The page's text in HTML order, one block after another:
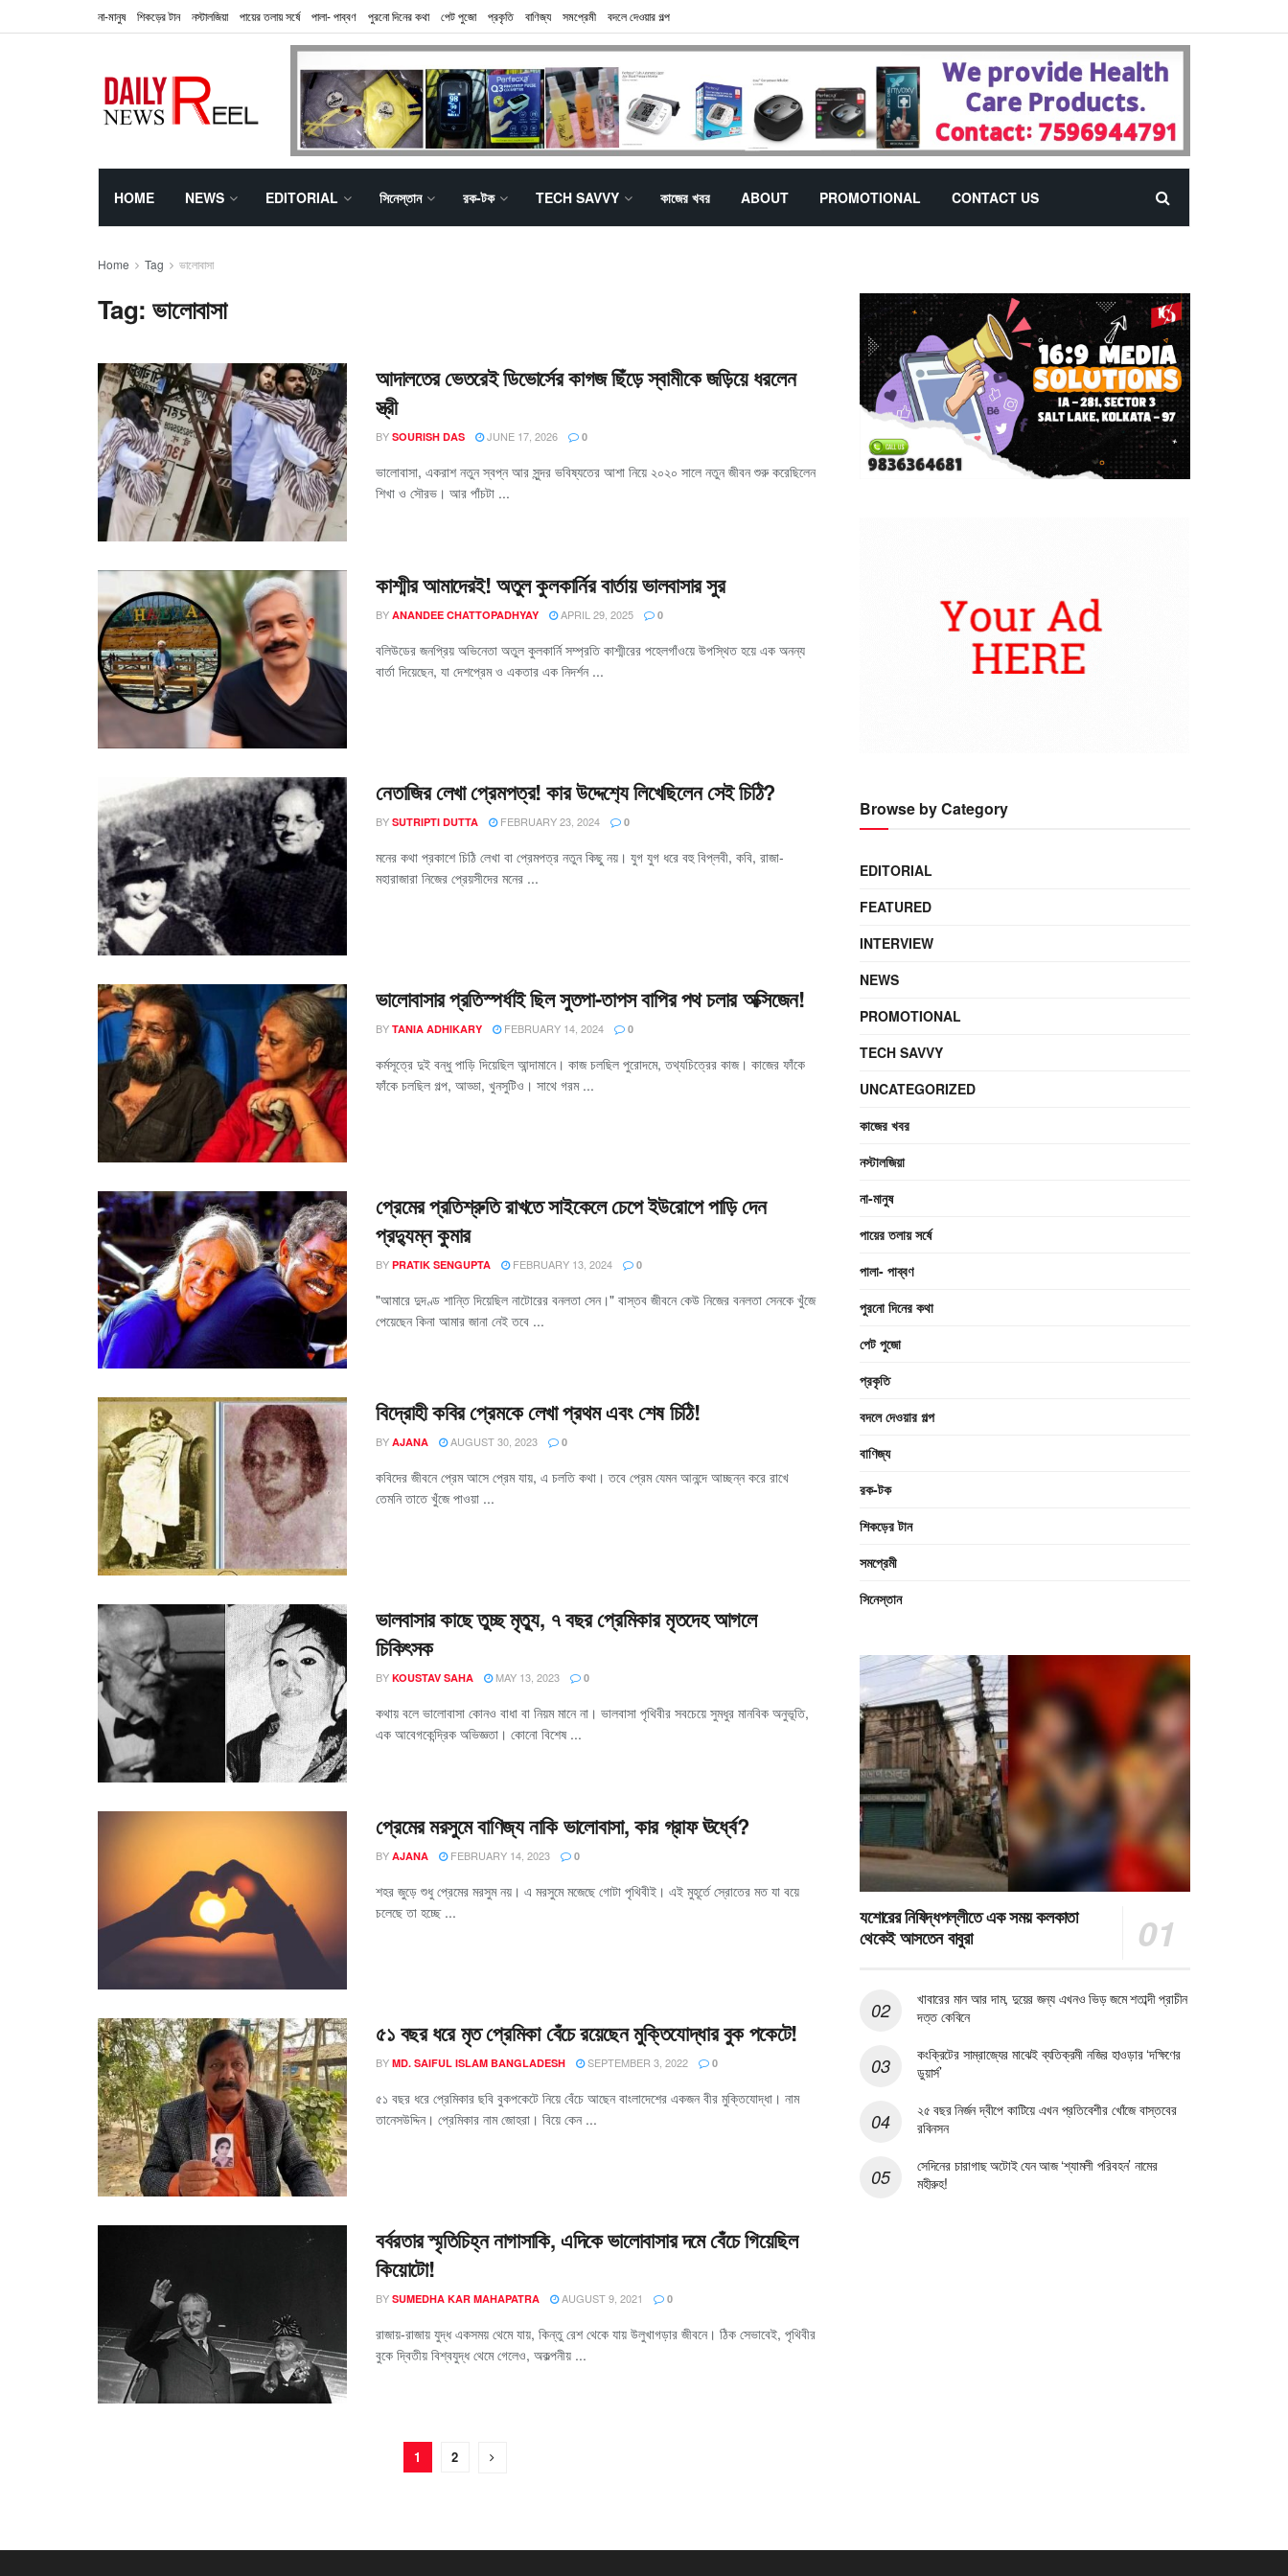
না-মানুষ শিকড়ের টান নস্টালজিয়া পায়ের তলায় সর্ষে পালা- পাব্বণ পুরনো দিনের কথা পেট পুজো প্রকৃতি বাণিজ্য সমপ্রেমী বদলে দেওয়ার গল্প
HOME NEWS EDITORIAL সিনেস্তান রক-টক TECH SAVVY কাজের খবর ABOUT PROMOTIONAL CONTACT US
Home Tag ভালোবাসা
Tag:ভালোবাসা
আদালতের ভেতরেই ডিভোর্সের কাগজ ছিঁড়ে স্বামীকে জড়িয়ে ধরলেন
স্ত্রী
BY SOURISH DAS JUNE 17, 2026 0
ভালোবাসা, একরাশ নতুন স্বপ্ন আর সুন্দর ভবিষ্যতের আশা নিয়ে ২০২০ সালে নতুন জীবন শুরু করেছিলেন
শিখা ও সৌরভ। আর পাঁচটা ...
কাশ্মীর আমাদেরই! অতুল কুলকার্নির বার্তায় ভালবাসার সুর
BY ANANDEE CHATTOPADHYAY APRIL 29, 2025 0
বলিউডের জনপ্রিয় অভিনেতা অতুল কুলকার্নি সম্প্রতি কাশ্মীরের পহেলগাঁওয়ে উপস্থিত হয়ে এক অনন্য
বার্তা দিয়েছেন, যা দেশপ্রেম ও একতার এক নিদর্শন ...
নেতাজির লেখা প্রেমপত্র! কার উদ্দেশ‍্যে লিখেছিলেন সেই চিঠি?
BY SUTRIPTI DUTTA FEBRUARY 23, 2024 0
মনের কথা প্রকাশে চিঠি লেখা বা প্রেমপত্র নতুন কিছু নয়। যুগ যুগ ধরে বহু বিপ্লবী, কবি, রাজা-
মহারাজারা নিজের প্রেয়সীদের মনের ...
ভালোবাসার প্রতিস্পর্ধাই ছিল সুতপা-তাপস বাপির পথ চলার অক্সিজেন!
BY TANIA ADHIKARY FEBRUARY 14, 2024 0
কর্মসূত্রে দুই বন্ধু পাড়ি দিয়েছিল আন্দামানে। কাজ চলছিল পুরোদমে, তথ্যচিত্রের কাজ। কাজের ফাঁকে
ফাঁকে চলছিল গল্প, আড্ডা, খুনসুটিও। সাথে গরম ...
প্রেমের প্রতিশ্রুতি রাখতে সাইকেলে চেপে ইউরোপে পাড়ি দেন
প্রদ্যুম্ন কুমার
BY PRATIK SENGUPTA FEBRUARY 13, 2024 0
"আমারে দুদণ্ড শান্তি দিয়েছিল নাটোরের বনলতা সেন।" বাস্তব জীবনে কেউ নিজের বনলতা সেনকে খুঁজে
পেয়েছেন কিনা আমার জানা নেই তবে ...
বিদ্রোহী কবির প্রেমকে লেখা প্রথম এবং শেষ চিঠি!
BY AJANA AUGUST 30, 2023 0
কবিদের জীবনে প্রেম আসে প্রেম যায়, এ চলতি কথা। তবে প্রেম যেমন আনন্দে আচ্ছন্ন করে রাখে
তেমনি তাতে খুঁজে পাওয়া ...
ভালবাসার কাছে তুচ্ছ মৃত্যু, ৭ বছর প্রেমিকার মৃতদেহ আগলে
চিকিৎসক
BY KOUSTAV SAHA MAY 13, 2023 0
কথায় বলে ভালোবাসা কোনও বাধা বা নিয়ম মানে না। ভালবাসা পৃথিবীর সবচেয়ে সুমধুর মানবিক অনুভূতি,
এক আবেগকেন্দ্রিক অভিজ্ঞতা। কোনো বিশেষ ...
প্রেমের মরসুমে বাণিজ্য নাকি ভালোবাসা, কার গ্রাফ ঊর্ধ্বে?
BY AJANA FEBRUARY 14, 2023 0
শহর জুড়ে শুধু প্রেমের মরসুম নয়। এ মরসুমে মজেছে গোটা পৃথিবীই। এই মুহূর্তে স্রোতের মত যা বয়ে
চলেছে তা হচ্ছে ...
৫১ বছর ধরে মৃত প্রেমিকা বেঁচে রয়েছেন মুক্তিযোদ্ধার বুক পকেটে!
BY MD. SAIFUL ISLAM BANGLADESH SEPTEMBER 3, 2022 0
৫১ বছর ধরে প্রেমিকার ছবি বুকপকেটে নিয়ে বেঁচে আছেন বাংলাদেশের একজন বীর মুক্তিযোদ্ধা। নাম
তানেসউদ্দিন। প্রেমিকার নাম জোহরা। বিয়ে কেন ...
বর্বরতার স্মৃতিচিহ্ন নাগাসাকি, এদিকে ভালোবাসার দমে বেঁচে গিয়েছিল
কিয়োটো!
BY SUMEDHA KAR MAHAPATRA AUGUST 9, 2021 0
রাজায়-রাজায় যুদ্ধ একসময় থেমে যায়, কিন্তু রেশ থেকে যায় উলুখাগড়ার জীবনে। ঠিক সেভাবেই, পৃথিবীর
বুকে দ্বিতীয় বিশ্বযুদ্ধ থেমে গেলেও, অকল্পনীয় ...
1 2
Browse by Category
EDITORIAL
FEATURED
INTERVIEW
NEWS
PROMOTIONAL
TECH SAVVY
UNCATEGORIZED
কাজের খবর
নস্টালজিয়া
না-মানুষ
পায়ের তলায় সর্ষে
পালা- পাব্বণ
পুরনো দিনের কথা
পেট পুজো
প্রকৃতি
বদলে দেওয়ার গল্প
বাণিজ্য
রক-টক
শিকড়ের টান
সমপ্রেমী
সিনেস্তান
যশোরের নিষিদ্ধপল্লীতে এক সময় কলকাতা
থেকেই আসতেন বাবুরা
খাবারের মান আর দাম, দুয়ের জন্য এখনও ভিড় জমে শতাব্দী প্রাচীন
দত্ত কেবিনে
কংক্রিটের সাম্রাজ্যের মাঝেই ব্যতিক্রমী নজির হাওড়ার ‘দক্ষিণের
ডুয়ার্স’
২৫ বছর নির্জন দ্বীপে কাটিয়ে এখন প্রতিবেশীর খোঁজে বাস্তবের
রবিনসন
সেদিনের চারাগাছ অটোই যেন আজ ‘শ্যামলী পরিবহন’ নামের
মহীরুহ!